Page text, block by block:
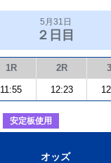
5月31日
２日目
1R 2R
11:55 12:23
安定板使用
オッズ